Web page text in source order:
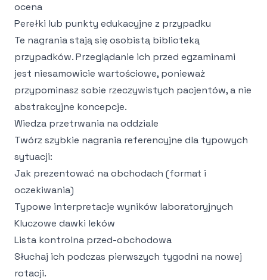
ocena
Perełki lub punkty edukacyjne z przypadku
Te nagrania stają się osobistą biblioteką
przypadków. Przeglądanie ich przed egzaminami
jest niesamowicie wartościowe, ponieważ
przypominasz sobie rzeczywistych pacjentów, a nie
abstrakcyjne koncepcje.
Wiedza przetrwania na oddziale
Twórz szybkie nagrania referencyjne dla typowych
sytuacji:
Jak prezentować na obchodach (format i
oczekiwania)
Typowe interpretacje wyników laboratoryjnych
Kluczowe dawki leków
Lista kontrolna przed-obchodowa
Słuchaj ich podczas pierwszych tygodni na nowej
rotacji.